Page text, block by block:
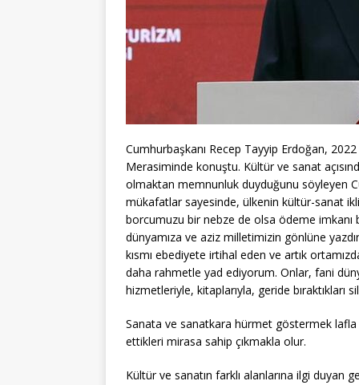
Cumhurbaşkanı Recep Tayyip Erdoğan,
Merasiminde konuştu. Kültür ve sanat
olmaktan memnunluk duyduğunu söyleyen
mükafatlar sayesinde, ülkenin kültür-sanat
borcumuzu bir nebze de olsa ödeme
dünyamıza ve aziz milletimizin gönlüne
kısmı ebediyete irtihal eden ve artık
daha rahmetle yad ediyorum. Onlar, fani
hizmetleriyle, kitaplarıyla, geride
Sanata ve sanatkara hürmet göstermek lafla
ettikleri mirasa sahip çıkmakla olur.
Kültür ve sanatın farklı alanlarına ilgi duyan